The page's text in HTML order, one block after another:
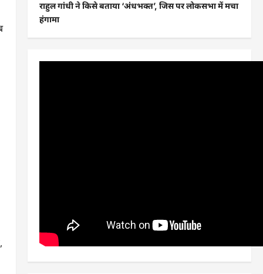
राहुल गांधी ने किसे बताया ‘अंधभक्त’, जिस पर लोकसभा में मचा
हंगामा